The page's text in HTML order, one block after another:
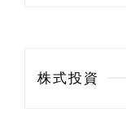
株式投資